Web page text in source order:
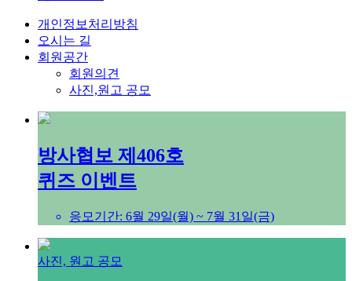
개인정보처리방침
오시는 길
회원공간
회원의견
사진,원고 공모
방사협보 제406호
퀴즈 이벤트
응모기간: 6월 29일(월) ~ 7월 31일(금)
사진, 원고 공모